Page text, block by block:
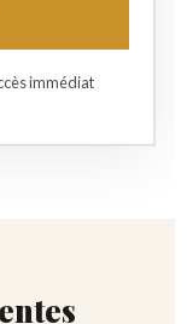
immédiat